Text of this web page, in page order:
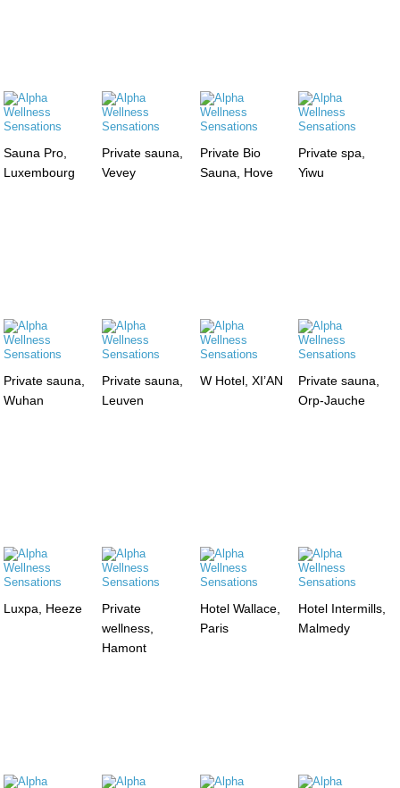
Sauna Pro,
Luxembourg
Private sauna,
Vevey
Private Bio
Sauna, Hove
Private spa,
Yiwu
Private sauna,
Wuhan
Private sauna,
Leuven
W Hotel, XI’AN
Private sauna,
Orp-Jauche
Luxpa, Heeze
Private
wellness,
Hamont
Hotel Wallace,
Paris
Hotel Intermills,
Malmedy